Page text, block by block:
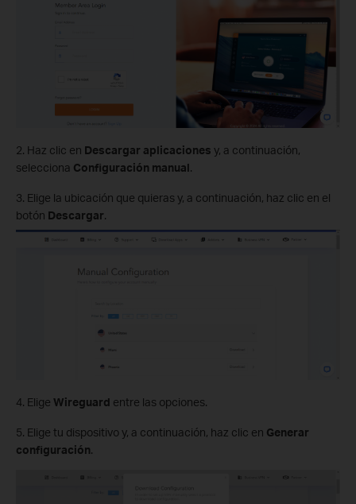
2. Haz clic en Descargar aplicaciones y, a continuación,
selecciona Configuración manual.
3. Elige la ubicación que quieras y, a continuación, haz clic en el
botón Descargar.
4. Elige Wireguard entre las opciones.
5. Elige tu dispositivo y, a continuación, haz clic en Generar
configuración.